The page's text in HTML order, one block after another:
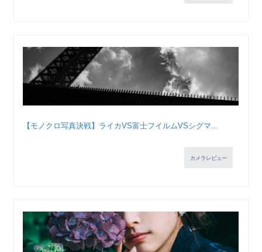
【モノクロ写真決戦】ライカVS富士フイルムVSシグマ...
カメラレビュー